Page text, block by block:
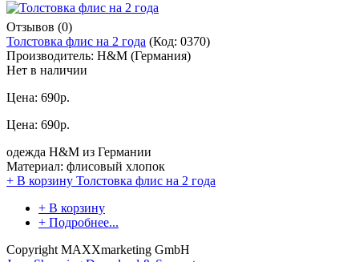
Отзывов (0)
Толстовка флис на 2 года (Код: 0370)
Производитель: H&M (Германия)
Нет в наличии
Цена: 690р.
Цена: 690р.
одежда H&M из Германии
Материал: флисовый хлопок
+ В корзину Толстовка флис на 2 года
+ В корзину
+ Подробнее...
Copyright MAXXmarketing GmbH